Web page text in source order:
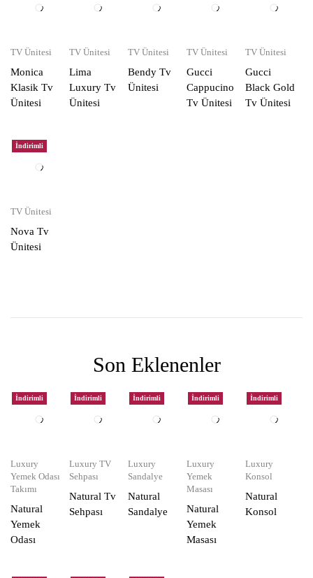
TV Ünitesi
Monica
Klasik Tv
Ünitesi
TV Ünitesi
Lima
Luxury Tv
Ünitesi
TV Ünitesi
Bendy Tv
Ünitesi
TV Ünitesi
Gucci
Cappucino
Tv Ünitesi
TV Ünitesi
Gucci
Black Gold
Tv Ünitesi
İndirimli
TV Ünitesi
Nova Tv
Ünitesi
Son Eklenenler
İndirimli
Luxury
Yemek Odası
Takımı
Natural
Yemek
Odası
İndirimli
Luxury TV
Sehpası
Natural Tv
Sehpası
İndirimli
Luxury
Sandalye
Natural
Sandalye
İndirimli
Luxury
Yemek
Masası
Natural
Yemek
Masası
İndirimli
Luxury
Konsol
Natural
Konsol